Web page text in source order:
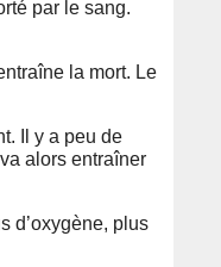
par le sang.
la mort. Le
Il y a peu de
alors entraîner
d’oxygène, plus